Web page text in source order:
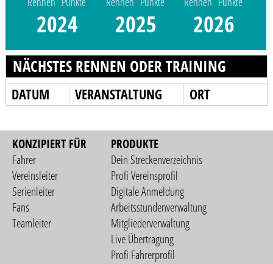
2024 2025 2026
NÄCHSTES RENNEN ODER TRAINING
DATUM VERANSTALTUNG ORT
KONZIPIERT FÜR
Fahrer
Vereinsleiter
Serienleiter
Fans
Teamleiter
PRODUKTE
Dein Streckenverzeichnis
Profi Vereinsprofil
Digitale Anmeldung
Arbeitsstundenverwaltung
Mitgliederverwaltung
Live Übertragung
Profi Fahrerprofil